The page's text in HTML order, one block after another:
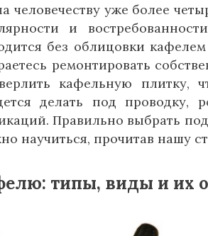
человечеству уже более
и
без облицовки
ремонтировать
кафельную плитку,
делать под проводку,
Правильно выбрать
научиться, прочитав нашу
типы, виды и их